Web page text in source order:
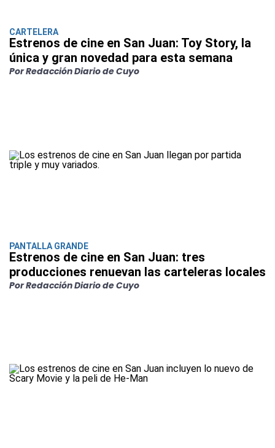
CARTELERA
Estrenos de cine en San Juan: Toy Story, la
única y gran novedad para esta semana
Por Redacción Diario de Cuyo
PANTALLA GRANDE
Estrenos de cine en San Juan: tres
producciones renuevan las carteleras locales
Por Redacción Diario de Cuyo